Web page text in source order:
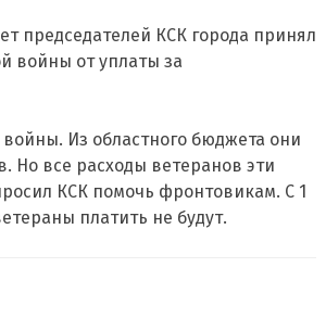
председателей КСК города принял
войны от уплаты за
Из областного бюджета они
Но все расходы ветеранов эти
КСК помочь фронтовикам. С 1
платить не будут.